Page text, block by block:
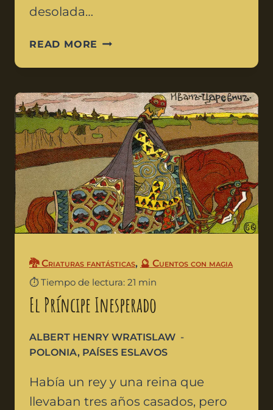
desolada…
READ MORE
🐉 Criaturas fantásticas, 🔮 Cuentos con magia
⏱️ Tiempo de lectura: 21 min
El Príncipe Inesperado
ALBERT HENRY WRATISLAW
POLONIA, PAÍSES ESLAVOS
Había un rey y una reina que
llevaban tres años casados, pero